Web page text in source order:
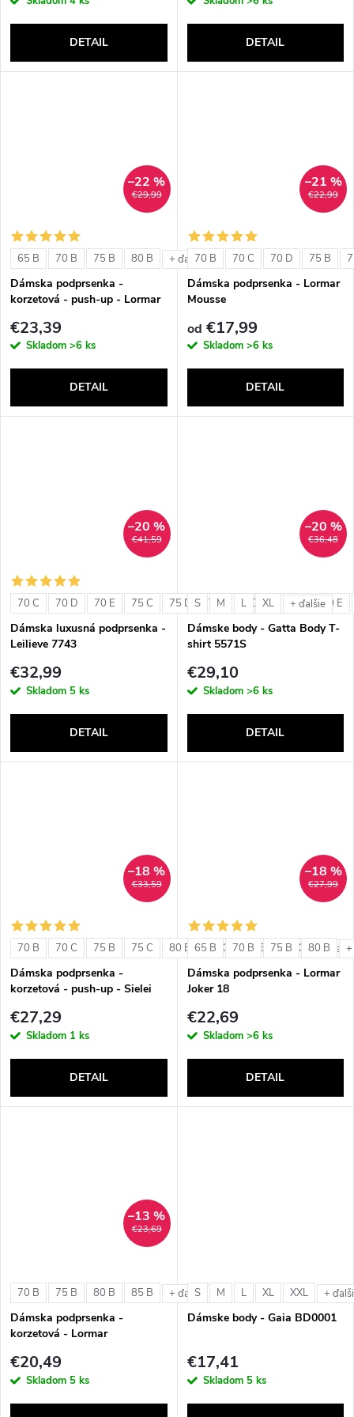
DETAIL DETAIL
€29,99
–22 %
65 B 70 B 75 B 80 B + ďalšie
Dámska podprsenka -
korzetová - push-up - Lormar
€23,39
Skladom >6 ks
DETAIL
€22,99
–21 %
70 B 70 C 70 D 75 B
Dámska podprsenka - Lormar
Mousse
od €17,99
Skladom >6 ks
DETAIL
€41,59
–20 %
70 C 70 D 70 E 75 C 75 D 75 E 80 C 80 D 80 E
Dámska luxusná podprsenka -
Leilieve 7743
€32,99
Skladom 5 ks
DETAIL
€36,48
–20 %
S M L XL + ďalšie
Dámske body - Gatta Body T-
shirt 5571S
€29,10
Skladom >6 ks
DETAIL
€33,59
–18 %
70 B 70 C 75 B 75 C 80 B 80 C 85 B 85 C +
Dámska podprsenka -
korzetová - push-up - Sielei
€27,29
Skladom 1 ks
DETAIL
€27,99
–18 %
65 B 70 B 75 B 80 B
Dámska podprsenka - Lormar
Joker 18
€22,69
Skladom >6 ks
DETAIL
€23,69
–13 %
70 B 75 B 80 B 85 B + ďalšie
Dámska podprsenka -
korzetová - Lormar
€20,49
Skladom 5 ks
S M L XL XXL +
Dámske body - Gaia BD0001
€17,41
Skladom 5 ks